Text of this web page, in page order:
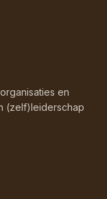
en
(zelf)leiderschap